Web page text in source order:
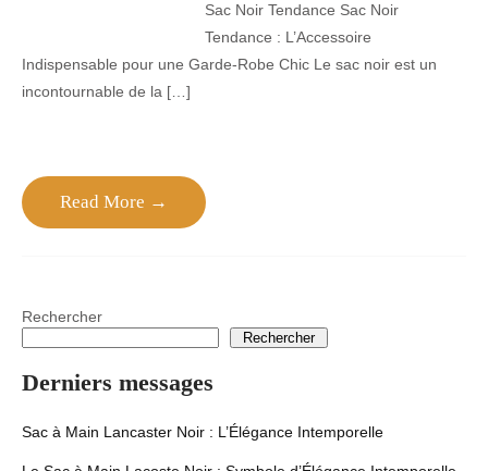
Sac Noir Tendance Sac Noir
Tendance : L’Accessoire
Indispensable pour une Garde-Robe Chic Le sac noir est un
incontournable de la […]
Read More →
Rechercher
Rechercher
Derniers messages
Sac à Main Lancaster Noir : L’Élégance Intemporelle